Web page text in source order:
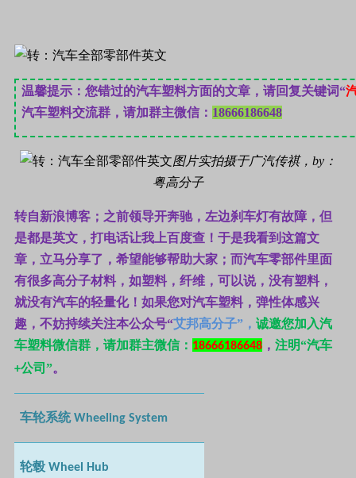
温馨提示：您错过的汽车塑料方面的文章，请回复关键词“
汽车塑料交流群，请加群主微信： 18666186648
图片实拍摄于广汽传祺，by：
粤高分子
转自新浪博客；之前领导开奔驰，左边刹车灯有故障，但
是都是英文，打电话让我上百度查！于是我看到这篇文
章，立马分享了，希望能够帮助大家；而汽车零部件里面
有很多高分子材料，如塑料，纤维，可以说，没有塑料，
就没有汽车的轻量化！如果您对汽车塑料，弹性体感兴
趣，不妨持续关注本公众号“艾邦高分子”， 诚邀您加入汽
车塑料微信群，请加群主微信： 18666186648 ， 注明“汽车
+公司”。
车轮系统Wheeling System
轮毂 Wheel Hub